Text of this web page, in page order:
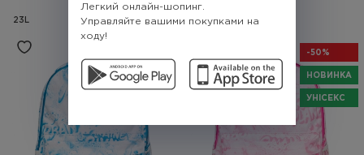
Легкий онлайн-шопинг.
Управляйте вашими покупками на
ходу!
23L 23L
НОВИНКА
-50%
НОВИНКА
УНІСЕКС